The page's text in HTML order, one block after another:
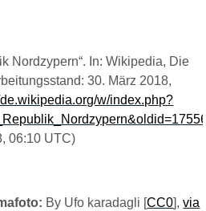
Nordzypern“. In: Wikipedia, Die
30. März 2018,
de.wikipedia.org/w/index.php?
06:10 UTC)
By Ufo karadagli [CC0],via